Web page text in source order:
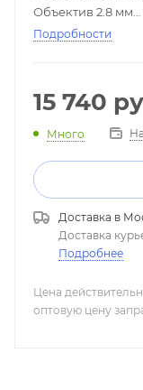
Объектив 2.8 мм
H.265+, H.265, H.264
Подробности
15 740
Много
Доставка в
Доставка
Подробнее
Цена
оптовую цену